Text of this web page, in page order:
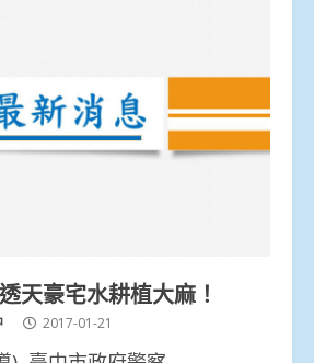
天豪宅水耕植大麻！
2017-01-21